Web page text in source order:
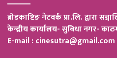
ब्रोडकाष्टिङ नेटवर्क प्रा.लि. द्वारा
केन्द्रीय कार्यालय-सुबिधा नगर-
E-mail : cinesutra@gmail.com